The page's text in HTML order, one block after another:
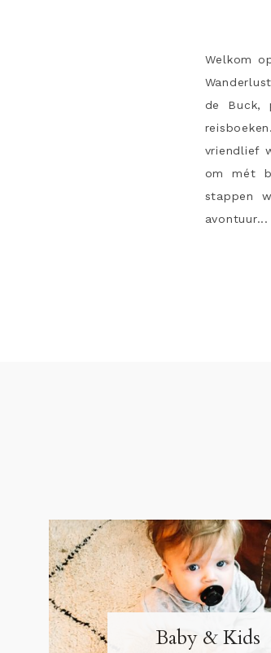
Welkom
de Buck,
vriendlief
om mét
stappen
avontuur...
Baby & Kids